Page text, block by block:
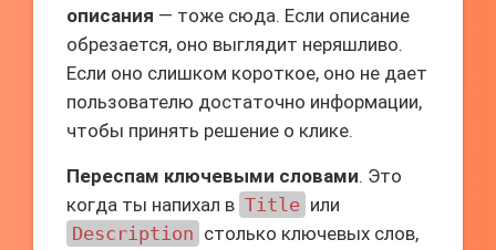
описания — тоже сюда. Если описание
обрезается, оно выглядит неряшливо.
Если оно слишком короткое, оно не дает
пользователю достаточно информации,
чтобы принять решение о клике.
Переспам ключевыми словами. Это
когда ты напихал в Title или
Description столько ключевых слов,